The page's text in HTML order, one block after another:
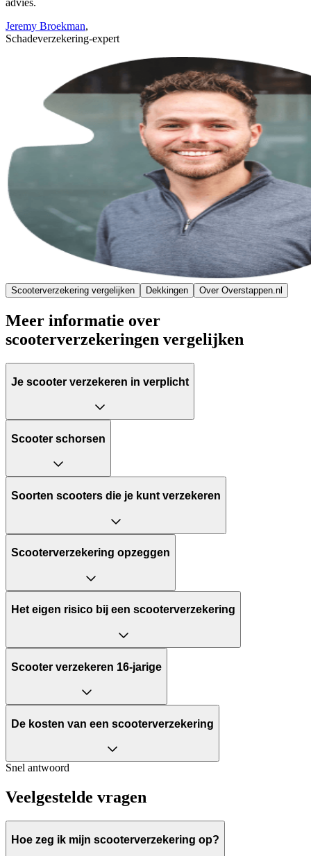
advies.
Jeremy Broekman,
Schadeverzekering-expert
Scooterverzekering vergelijken Dekkingen Over Overstappen.nl
Meer informatie over
scooterverzekeringen vergelijken
Je scooter verzekeren in verplicht
Scooter schorsen
Soorten scooters die je kunt verzekeren
Scooterverzekering opzeggen
Het eigen risico bij een scooterverzekering
Scooter verzekeren 16-jarige
De kosten van een scooterverzekering
Snel antwoord
Veelgestelde vragen
Hoe zeg ik mijn scooterverzekering op?